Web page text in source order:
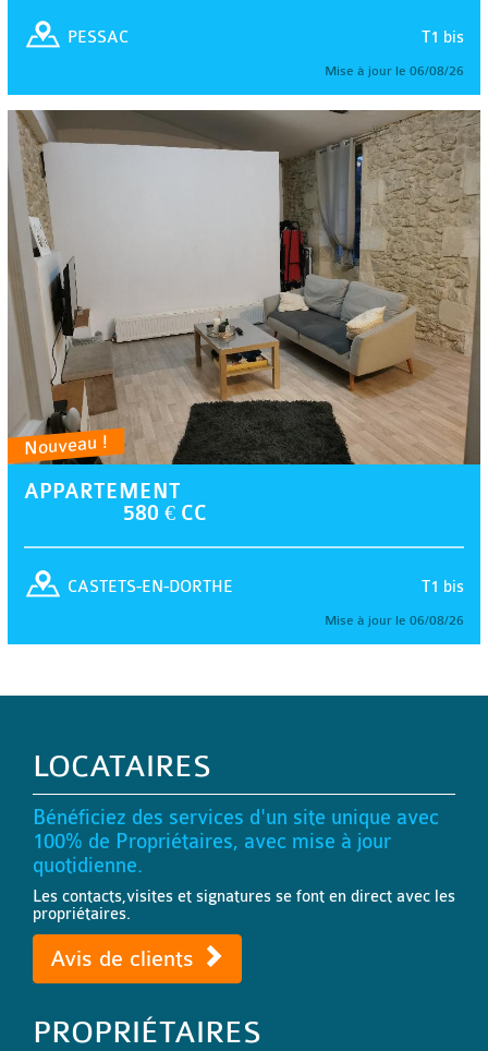
T1 bis
PESSAC
Mise à jour le 06/08/26
Nouveau !
APPARTEMENT
580 € CC
T1 bis
CASTETS-EN-DORTHE
Mise à jour le 06/08/26
LOCATAIRES
Bénéficiez des services d'un site unique avec
100% de Propriétaires, avec mise à jour
quotidienne.
Les contacts,visites et signatures se font en direct avec les
propriétaires.
Avis de clients
PROPRIÉTAIRES